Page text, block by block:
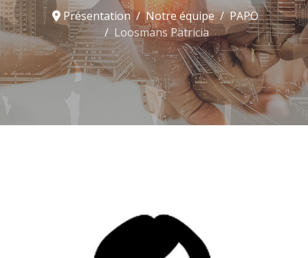
Présentation Notre équipe
PAPO
Loosmans Patricia